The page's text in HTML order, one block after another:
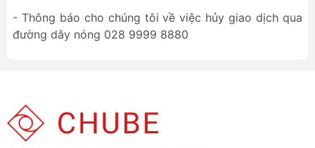
- Thông báo cho chúng tôi về việc hủy giao dịch qua
đường dây nóng 028 9999 8880